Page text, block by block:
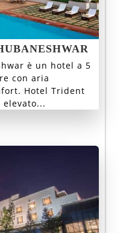
è un hotel a 5
con aria
Hotel Trident